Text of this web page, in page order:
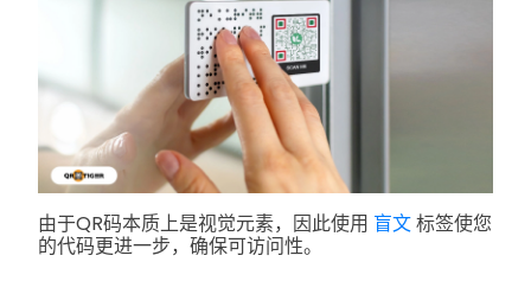
由于QR码本质上是视觉元素，因此使用 盲文标签使您
的代码更进一步，确保可访问性。